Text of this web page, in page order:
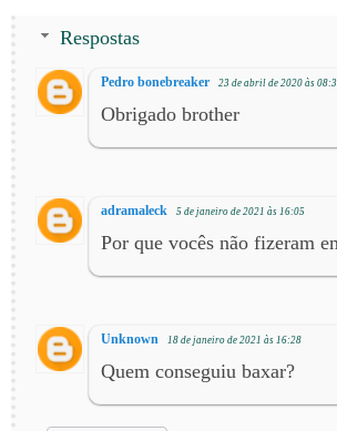
Respostas
Pedro bonebreaker 23 de abril de 2020 às
Obrigado brother
adramaleck 5 de janeiro de 2021 às 16:05
Por que vocês não fizeram
Unknown 18 de janeiro de 2021 às 16:28
Quem conseguiu baxar?